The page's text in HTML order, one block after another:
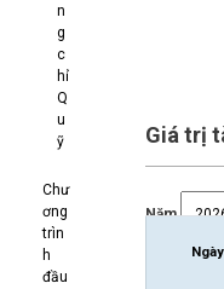
n
g
c
hỉ
Q
u
ỹ
Chư
ơng
trìn
h
đầu
Giá trị
Năm
Ngày